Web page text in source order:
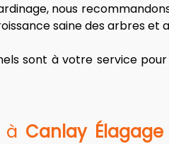
nous
saine des arbres
sont à votre service
à Canlay Élagage